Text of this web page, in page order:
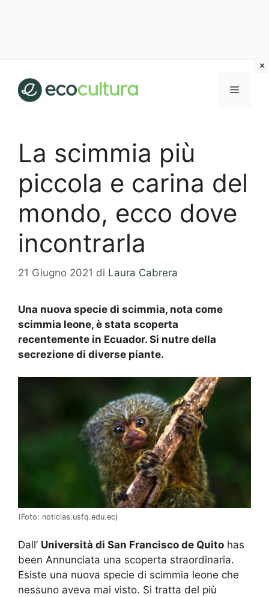
contenuto
MENU
La scimmia più
piccola e carina del
mondo, ecco dove
incontrarla
21 Giugno 2021 di Laura Cabrera
Una nuova specie di scimmia, nota come
scimmia leone, è stata scoperta
recentemente in Ecuador. Si nutre della
secrezione di diverse piante.
(Foto: noticias.usfq.edu.ec)
Dall’ Università di San Francisco de Quito has
been Annunciata una scoperta straordinaria.
Esiste una nuova specie di scimmia leone che
nessuno aveva mai visto. Si tratta del più